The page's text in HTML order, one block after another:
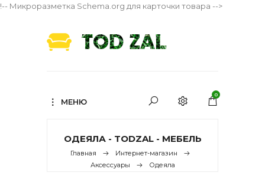
!-- Микроразметка Schema.org для карточки товара -->
МЕНЮ
0
ОДЕЯЛА - TODZAL - МЕБЕЛЬ
Главная
Интернет-магазин
Аксессуары
Одеяла